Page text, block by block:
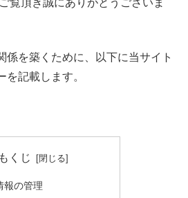
覧頂き誠にありがとうございま
係を築くために、以下に当サイト
記載します。
もくじ
報の管理